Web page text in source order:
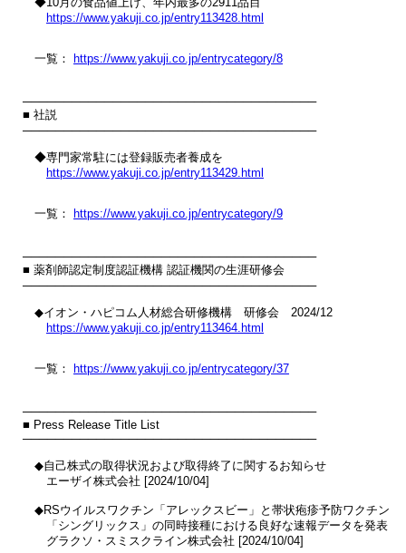
https://www.yakuji.co.jp/entry113428.html
一覧： https://www.yakuji.co.jp/entrycategory/8
────────────────────────────────────
■ 社説
────────────────────────────────────
◆専門家常駐には登録販売者養成を
https://www.yakuji.co.jp/entry113429.html
一覧： https://www.yakuji.co.jp/entrycategory/9
────────────────────────────────────
■ 薬剤師認定制度認証機構 認証機関の生涯研修会
────────────────────────────────────
◆イオン・ハピコム人材総合研修機構　研修会　2024/12
https://www.yakuji.co.jp/entry113464.html
一覧： https://www.yakuji.co.jp/entrycategory/37
────────────────────────────────────
■ Press Release Title List
────────────────────────────────────
◆自己株式の取得状況および取得終了に関するお知らせ
エーザイ株式会社 [2024/10/04]
◆RSウイルスワクチン「アレックスビー」と帯状疱疹予防ワクチン
「シングリックス」の同時接種における良好な速報データを発表
グラクソ・スミスクライン株式会社 [2024/10/04]